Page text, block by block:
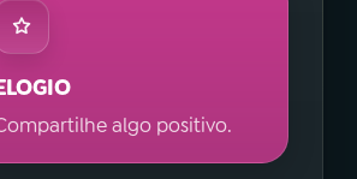
algo positivo.